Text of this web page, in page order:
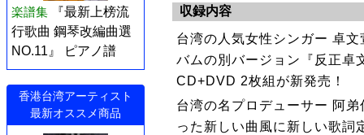
楽譜集
『最新上榜流
行歌曲 鋼琴改編曲選
NO.11』 ピアノ譜
香港台湾アーティスト
最新オススメ商品
収録内容
台湾の人気女性シンガー 卓
バムの別バージョン『反正卓
CD+DVD 2枚組が新発売！
台湾の名プロデューサー 阿
った新しい曲風に新しい歌詞